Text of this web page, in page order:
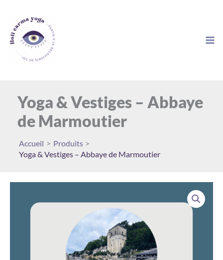
contenu
Yoga & Vestiges – Abbaye
de Marmoutier
Accueil
Produits
Yoga & Vestiges – Abbaye de Marmoutier